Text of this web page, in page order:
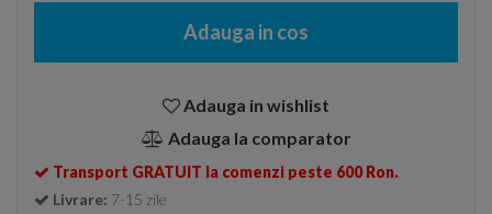
Adauga in cos
Adauga in wishlist
Adauga la comparator
Transport GRATUIT la comenzi peste 600 Ron.
Livrare: 7-15 zile